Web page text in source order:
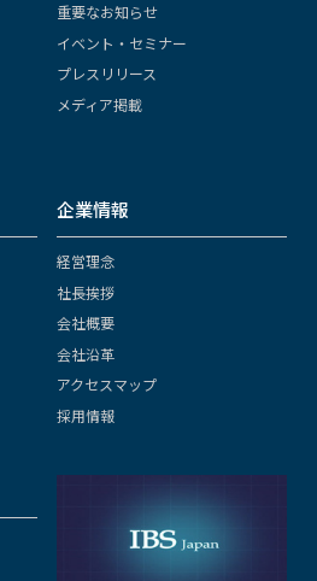
重要なお知らせ
イベント・セミナー
プレスリリース
メディア掲載
企業情報
経営理念
社長挨拶
会社概要
会社沿革
アクセスマップ
採用情報